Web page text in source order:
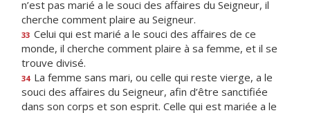
n’est pas marié a le souci des affaires du Seigneur, il
cherche comment plaire au Seigneur.
33 Celui qui est marié a le souci des affaires de ce
monde, il cherche comment plaire à sa femme, et il se
trouve divisé.
34 La femme sans mari, ou celle qui reste vierge, a le
souci des affaires du Seigneur, afin d’être sanctifiée
dans son corps et son esprit. Celle qui est mariée a le